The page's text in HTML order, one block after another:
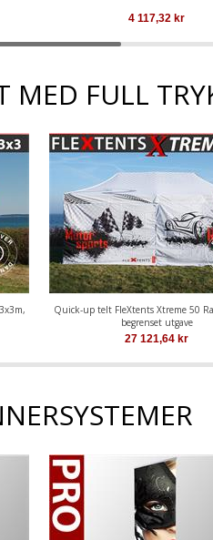
4 117,32 kr
MED FULL
Quick-up telt FleXtents Xtreme 50
begrenset utgave
27 121,64 kr